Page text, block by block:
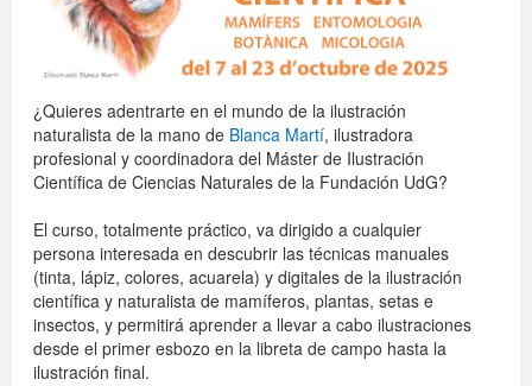
Català
¿Quieres adentrarte en el mundo de la ilustración
naturalista de la mano de Blanca Martí, ilustradora
profesional y coordinadora del Máster de Ilustración
Científica de Ciencias Naturales de la Fundación UdG?
El curso, totalmente práctico, va dirigido a cualquier
persona interesada en descubrir las técnicas manuales
(tinta, lápiz, colores, acuarela) y digitales de la ilustración
científica y naturalista de mamíferos, plantas, setas e
insectos, y permitirá aprender a llevar a cabo ilustraciones
desde el primer esbozo en la libreta de campo hasta la
ilustración final.